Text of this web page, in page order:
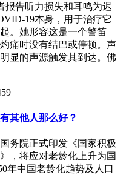
报告听力损失和耳鸣为迟
19本身，用于治疗它
。她形容这是一个警笛
痛时没有结巴或停顿。声
显的声源触发其到达。佛
其他人那么好？
务院正式印发《国家积极
，将应对老龄化上升为国
年中国老龄化趋势及人口